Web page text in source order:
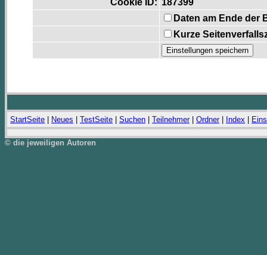
Cookie ID: 187399
Daten am Ende der
Kurze
StartSeite Neues TestSeite Suchen Teilnehmer| Ordner| Index
© die jeweiligen Autoren